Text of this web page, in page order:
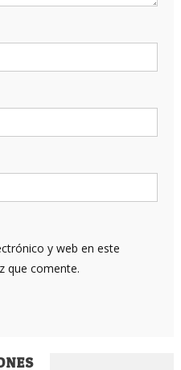
y web en este
que comente.